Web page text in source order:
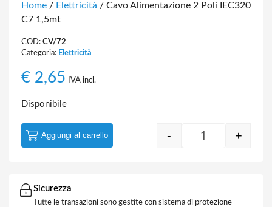
Home / Elettricità / Cavo Alimentazione 2 Poli IEC320
C7 1,5mt
COD: CV/72
Categoria: Elettricità
€ 2,65 IVA incl.
Disponibile
Cavo
- +
Aggiungi al carrello
Sicurezza
Tutte le transazioni sono gestite con sistema di protezione